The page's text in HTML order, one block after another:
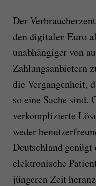
Der
den digitalen Euro
unabhängiger von
Zahlungsanbietern
die Vergangenheit,
so eine Sache sind.
verkomplizierte
weder
Deutschland
elektronische
jüngeren Zeit